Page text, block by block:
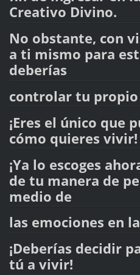
Creativo Divino.
No obstante, con
a ti mismo para
deberías
controlar tu
¡Eres el único que
cómo quieres vivir!
¡Ya lo escoges
de tu manera de
medio de
las emociones en
¡Deberías decidir
tú a vivir!